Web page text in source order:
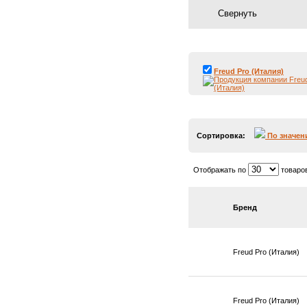
Freud Pro (Италия)
Сортировка: По
Отображать по
Бренд
Freud Pro (Италия)
Freud Pro (Италия)